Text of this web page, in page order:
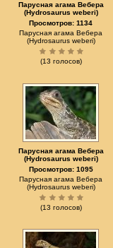
Парусная агама Вебера
(Hydrosaurus weberi)
Просмотров: 1134
Парусная агама Вебера
(Hydrosaurus weberi)
(13 голосов)
Парусная агама Вебера
(Hydrosaurus weberi)
Просмотров: 1095
Парусная агама Вебера
(Hydrosaurus weberi)
(13 голосов)